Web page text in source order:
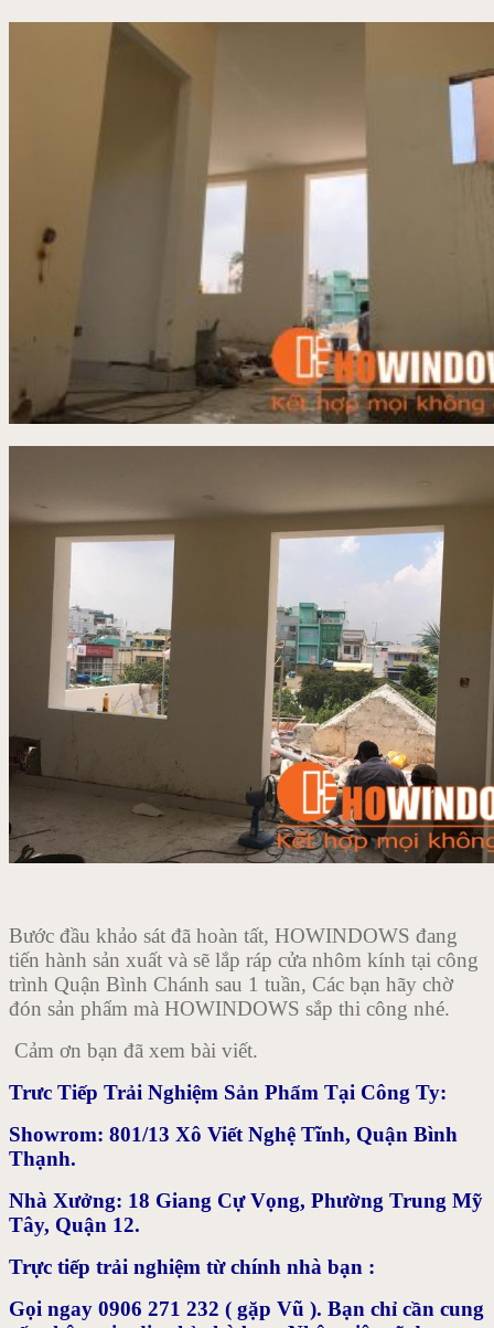
Bước đầu khảo sát đã hoàn tất, HOWINDOWS đang
tiến hành sản xuất và sẽ lắp ráp cửa nhôm kính tại công
trình Quận Bình Chánh sau 1 tuần, Các bạn hãy chờ
đón sản phẩm mà HOWINDOWS sắp thi công nhé.
Cảm ơn bạn đã xem bài viết.
Trưc Tiếp Trải Nghiệm Sản Phẩm Tại Công Ty:
Showrom: 801/13 Xô Viết Nghệ Tĩnh, Quận Bình
Thạnh.
Nhà Xưởng: 18 Giang Cự Vọng, Phường Trung Mỹ
Tây, Quận 12.
Trực tiếp trải nghiệm từ chính nhà bạn :
Gọi ngay 0906 271 232 ( gặp Vũ ). Bạn chỉ cần cung